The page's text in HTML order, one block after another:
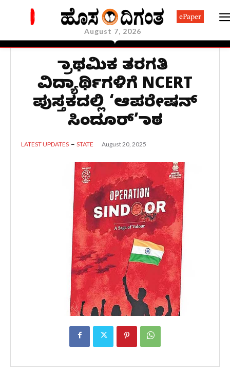
August 7, 2026
ePaper
ಪ್ರಾಥಮಿಕ ತರಗತಿ
ವಿದ್ಯಾರ್ಥಿಗಳಿಗೆ NCERT
ಪುಸ್ತಕದಲ್ಲಿ ‘ಆಪರೇಷನ್
ಸಿಂದೂರ್’ ಪಾಠ
LATEST UPDATES STATE August 20, 2025